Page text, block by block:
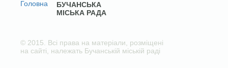
БУЧАНСЬКА
МІСЬКА РАДА
© 2015. Всі права на матеріали, розміщені
на сайті, належать Бучанській міській раді